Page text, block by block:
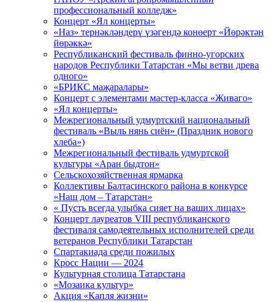
профессиональный колледж»
Концерт «Ял концерты»
«Наз» тернәкләндерү үзәгендә конөерт «Йөрәктән
йөрәккә»
Республиканский фестиваль финно-угорских
народов Республики Татарстан «Мы ветви древа
одного»
«БРИКС маҗаралары»
Концерт с элементами мастер-класса «Живаго»
«Ял концерты»
Межрегиональный удмуртский национальный
фестиваль «Выль нянь сиён» (Праздник нового
хлеба»)
Межрегиональный фестиваль удмуртской
культуры «Аран быдтон»
Сельскохозяйственная ярмарка
Коллективы Балтасинского района в конкурсе
«Наш дом – Татарстан»
« Пусть всегда улыбка сияет на ваших лицах»
Концерт лауреатов VIII республиканского
фестиваля самодеятельных исполнителей среди
ветеранов Республики Татарстан
Спартакиада среди пожилых
Кросс Нации — 2024
Культурная столица Татарстана
«Мозаика культур»
Акция «Капля жизни»